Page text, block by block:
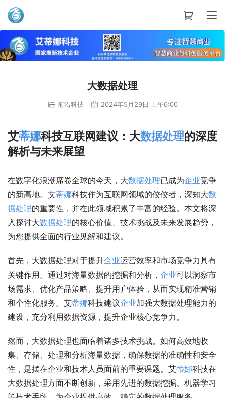
艾蒂娜科技
大数据处理
前沿科技 2024年5月29日 上午6:00
艾蒂娜科技互联网建议：大数据处理的深度
解析与未来展望
在数字化浪潮席卷全球的今天，大数据处理已成为企业竞争
的新高地。艾蒂娜科技作为互联网领域的佼佼者，深知大数
据处理的重要性，并在此领域积累了丰富的经验。本文将深
入探讨大数据处理的核心价值、技术挑战及未来发展趋势，
为您提供全面的行业见解和建议。
首先，大数据处理对于提升企业运营效率和市场竞争力具有
关键作用。通过对海量数据的挖掘和分析， 企业可以洞察市
场需求、优化产品策略、提升用户体验，从而实现精准营销
和个性化服务。艾蒂娜科技建议企业加强大数据处理能力的
建设，充分利用数据资源，提升企业核心竞争力。
然而，大数据处理也面临着诸多技术挑战。如何高效地收
集、存储、处理和分析海量数据，确保数据的准确性和安全
性，是摆在企业和技术人员面前的重要课题。艾蒂娜科技在
大数据处理方面不断创新，采用先进的数据挖掘、机器学习